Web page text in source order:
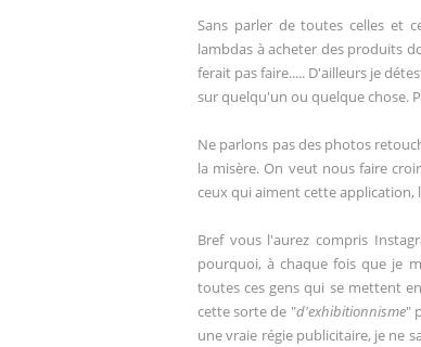
Sans parler de toutes celles et
lambdas à acheter des produits
ferait pas faire..... D'ailleurs je
sur quelqu'un ou quelque chose.
Ne parlons pas des photos
la misère. On veut nous faire
ceux qui aiment cette application,
Bref vous l'aurez compris
pourquoi, à chaque fois que je
toutes ces gens qui se mettent
cette sorte de "d'exhibitionnisme"
une vraie régie publicitaire, je ne